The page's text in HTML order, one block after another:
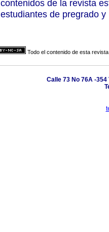
contenidos de la revista
estudiantes de pregrado
Todo el contenido de esta
Calle 73 No 76A -